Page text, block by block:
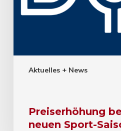
Aktuelles + News
Preiserhöhung
neuen Sport-